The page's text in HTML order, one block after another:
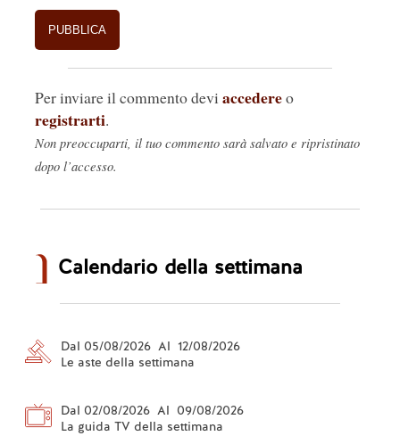
Per inviare il commento devi accedereo
registrarti.
Non preoccuparti, il tuo commento sarà salvato e ripristinato
dopo l’accesso.
Calendario della settimana
Dal 05/08/2026 Al 12/08/2026
Le aste della settimana
Dal 02/08/2026 Al 09/08/2026
La guida TV della settimana